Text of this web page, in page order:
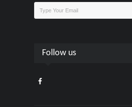
Follow us